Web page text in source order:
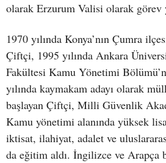
olarak Erzurum Valisi olarak görev
1970 yılında Konya’nın Çumra
Çiftçi, 1995 yılında Ankara
Fakültesi Kamu Yönetimi
yılında kaymakam adayı olarak
başlayan Çiftçi, Milli Güvenlik
Kamu yönetimi alanında yüksek
iktisat, ilahiyat, adalet ve
da eğitim aldı. İngilizce ve Arapça